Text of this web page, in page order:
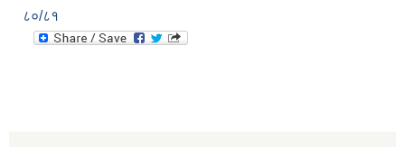
८०/८१